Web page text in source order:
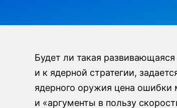
Будет ли такая
и к ядерной стратегии,
ядерного оружия цена
и «аргументы в пользу